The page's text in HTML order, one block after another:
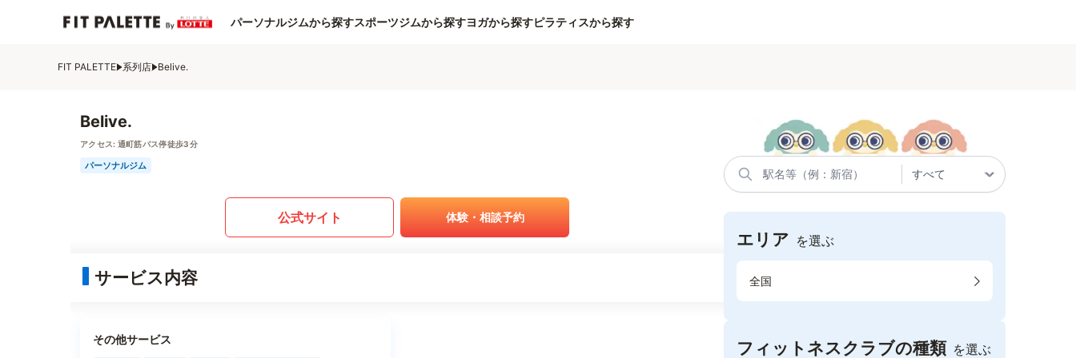
パーソナルジムから探すスポーツジムから探すヨガから探すピラティスから探す
FIT PALETTE 系列店 Belive.
Belive.
アクセス: 通町筋バス停徒歩3分
パーソナルジム
公式サイト 体験・相談予約
サービス内容
その他サービス
エリア を選ぶ
全国
フィットネスクラブの種類 を選ぶ